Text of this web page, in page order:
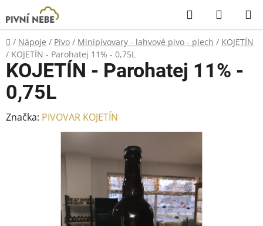
na
obsah
Hledat
KOŠÍK
Domů
/ Nápoje / Pivo / Minipivovary - lahvové pivo - plech / KOJETÍN
/ KOJETÍN - Parohatej 11% - 0,75L
KOJETÍN - Parohatej 11% -
0,75L
Značka: PIVOVAR KOJETÍN